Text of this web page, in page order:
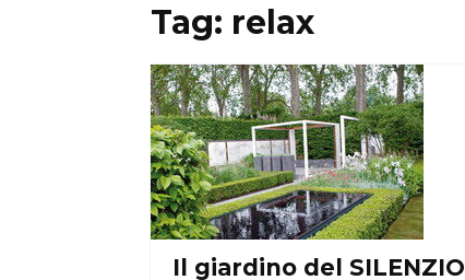
Tag: relax
Il giardino del SILENZIO